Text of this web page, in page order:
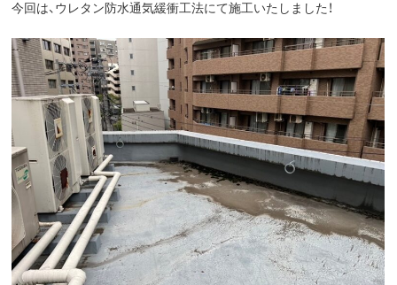
今回は、ウレタン防水通気緩衝工法にて施工いたしました！